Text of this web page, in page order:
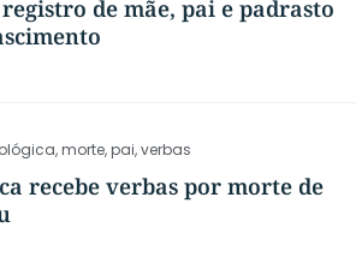
de mãe, pai e padrasto
,morte,pai,verbas
recebe verbas por morte de